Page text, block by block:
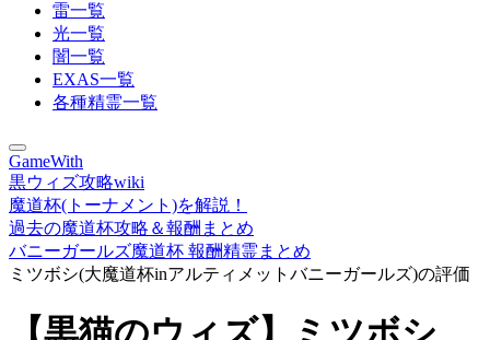
雷一覧
光一覧
闇一覧
EXAS一覧
各種精霊一覧
GameWith
黒ウィズ攻略wiki
魔道杯(トーナメント)を解説！
過去の魔道杯攻略＆報酬まとめ
バニーガールズ魔道杯 報酬精霊まとめ
ミツボシ(大魔道杯inアルティメットバニーガールズ)の評価